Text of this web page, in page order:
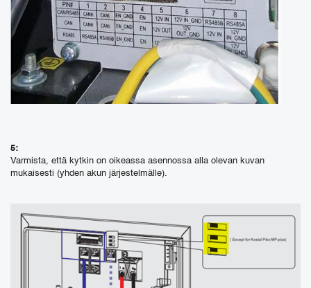
5:
Varmista, että kytkin on oikeassa asennossa alla olevan kuvan
mukaisesti (yhden akun järjestelmälle).